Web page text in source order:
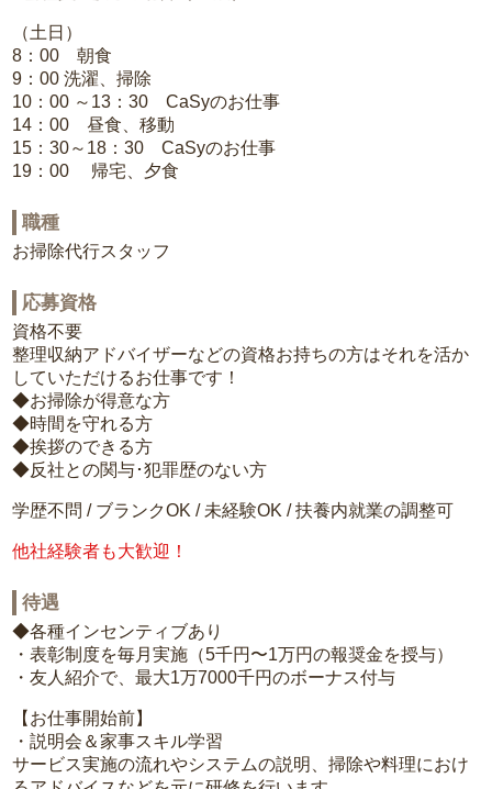
（土日）
8：00 朝食
9：00 洗濯、掃除
10：00 ～13：30 CaSyのお仕事
14：00 昼食、移動
15：30～18：30 CaSyのお仕事
19：00 帰宅、夕食
職種
お掃除代行スタッフ
応募資格
資格不要
整理収納アドバイザーなどの資格お持ちの方はそれを活か
していただけるお仕事です！
◆お掃除が得意な方
◆時間を守れる方
◆挨拶のできる方
◆反社との関与･犯罪歴のない方
学歴不問 / ブランクOK / 未経験OK / 扶養内就業の調整可
他社経験者も大歓迎！
待遇
◆各種インセンティブあり
・表彰制度を毎月実施（5千円〜1万円の報奨金を授与）
・友人紹介で、最大1万7000千円のボーナス付与
【お仕事開始前】
・説明会＆家事スキル学習
サービス実施の流れやシステムの説明、掃除や料理におけ